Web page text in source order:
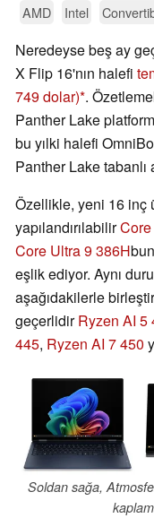
AMD Intel
Neredeyse beş ay
X Flip 16'nın halefi
749 dolar) .
Panther Lake
bu yılki halefi
Panther Lake tabanlı
Özellikle, yeni 16 inç
yapılandırılabilir
Core Ultra 9 386H
eşlik ediyor. Aynı
aşağıdakilerle
geçerlidirRyzen AI 5
445, Ryzen AI 7 450
Soldan sağa,